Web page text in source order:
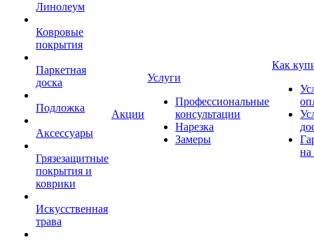
Линолеум
Ковровые
покрытия
Паркетная
доска
Подложка
Аксессуары
Грязезащитные
покрытия и
коврики
Искусственная
трава
Акции
Услуги
Профессиональные
консультации
Нарезка
Замеры
Как
на